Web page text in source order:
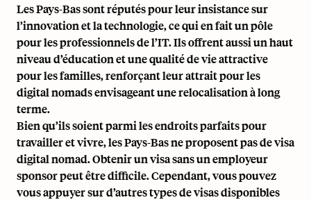
Les Pays-Bas sont réputés pour leur insistance sur
l’innovation et la technologie, ce qui en fait un pôle
pour les professionnels de l’IT. Ils offrent aussi un haut
niveau d’éducation et une qualité de vie attractive
pour les familles, renforçant leur attrait pour les
digital nomads envisageant une relocalisation à long
terme.
Bien qu’ils soient parmi les endroits parfaits pour
travailler et vivre, les Pays-Bas ne proposent pas de visa
digital nomad. Obtenir un visa sans un employeur
sponsor peut être difficile. Cependant, vous pouvez
vous appuyer sur d’autres types de visas disponibles